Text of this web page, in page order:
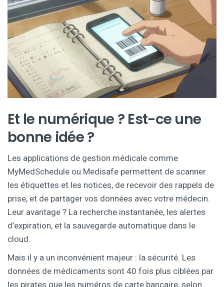
Et le numérique ? Est-ce une
bonne idée ?
Les applications de gestion médicale comme
MyMedSchedule ou Medisafe permettent de scanner
les étiquettes et les notices, de recevoir des rappels de
prise, et de partager vos données avec votre médecin.
Leur avantage ? La recherche instantanée, les alertes
d’expiration, et la sauvegarde automatique dans le
cloud.
Mais il y a un inconvénient majeur : la sécurité. Les
données de médicaments sont 40 fois plus ciblées par
les pirates que les numéros de carte bancaire, selon